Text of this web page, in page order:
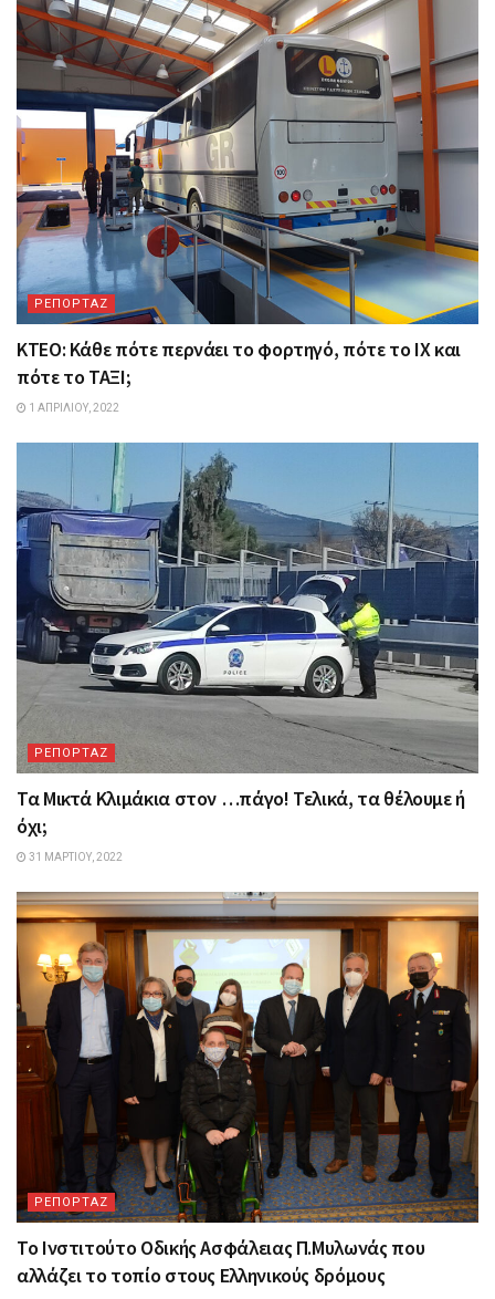
ΡΕΠΟΡΤΑΖ
ΚΤΕΟ: Κάθε πότε περνάει το φορτηγό, πότε το ΙΧ και
πότε το ΤΑΞΙ;
1 ΑΠΡΙΛΊΟΥ, 2022
ΡΕΠΟΡΤΑΖ
Τα Mικτά Kλιμάκια στον …πάγο! Τελικά, τα θέλουμε ή
όχι;
31 ΜΑΡΤΊΟΥ, 2022
ΡΕΠΟΡΤΑΖ
Το Ινστιτούτο Οδικής Ασφάλειας Π.Μυλωνάς που
αλλάζει το τοπίο στους Ελληνικούς δρόμους